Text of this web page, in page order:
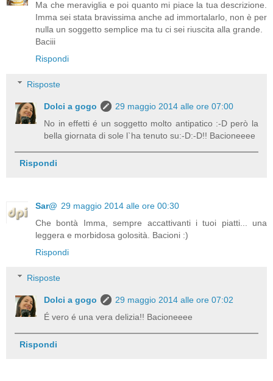
Ma che meraviglia e poi quanto mi piace la tua descrizione.
Imma sei stata bravissima anche ad immortalarlo, non è per
nulla un soggetto semplice ma tu ci sei riuscita alla grande.
Baciii
Rispondi
Risposte
Dolci a gogo
29 maggio 2014 alle ore 07:00
No in effetti é un soggetto molto antipatico :-D però la
bella giornata di sole l`ha tenuto su:-D:-D!! Bacioneeee
Rispondi
Sar@ 29 maggio 2014 alle ore 00:30
Che bontà Imma, sempre accattivanti i tuoi piatti... una
leggera e morbidosa golosità. Bacioni :)
Rispondi
Risposte
Dolci a gogo
29 maggio 2014 alle ore 07:02
É vero é una vera delizia!! Bacioneeee
Rispondi